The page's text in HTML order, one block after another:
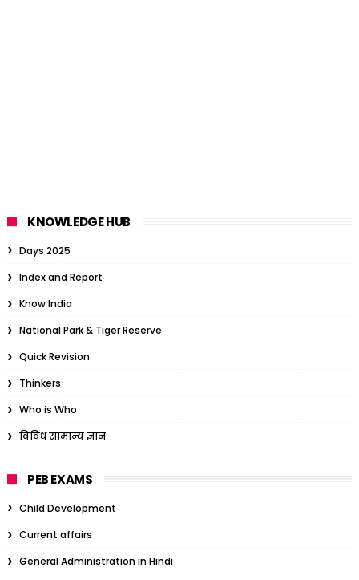
KNOWLEDGE HUB
Days 2025
Index and Report
Know India
National Park & Tiger Reserve
Quick Revision
Thinkers
Who is Who
विविध सामान्य ज्ञान
PEB EXAMS
Child Development
Current affairs
General Administration in Hindi